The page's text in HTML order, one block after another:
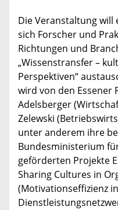
Die Veranstaltung will
sich Forscher und
Richtungen und
„Wissenstransfer –
Perspektiven“
wird von den Essener
Adelsberger
Zelewski
unter anderem ihre
Bundesministerium
geförderten Projekte
Sharing Cultures in
(Motivationseffizienz